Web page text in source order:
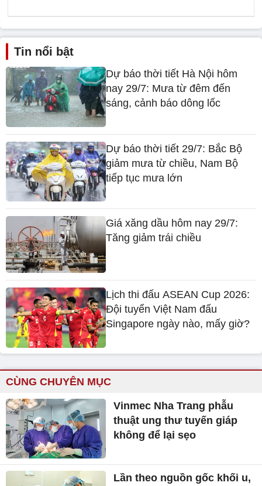
Tin nổi bật
Dự báo thời tiết Hà Nội hôm
nay 29/7: Mưa từ đêm đến
sáng, cảnh báo dông lốc
Dự báo thời tiết 29/7: Bắc Bộ
giảm mưa từ chiều, Nam Bộ
tiếp tục mưa lớn
Giá xăng dầu hôm nay 29/7:
Tăng giảm trái chiều
Lịch thi đấu ASEAN Cup 2026:
Đội tuyển Việt Nam đấu
Singapore ngày nào, mấy giờ?
CÙNG CHUYÊN MỤC
Vinmec Nha Trang phẫu
thuật ung thư tuyến giáp
không để lại sẹo
Lần theo nguồn gốc khối u,